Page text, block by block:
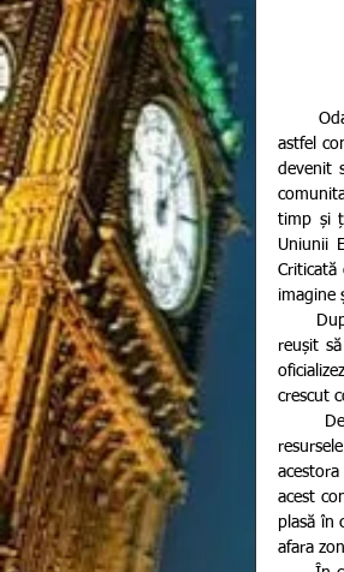
astfel
devenit
timp și
Uniunii
Criticată
imagine
reușit
crescut
acest
plasă în
afara